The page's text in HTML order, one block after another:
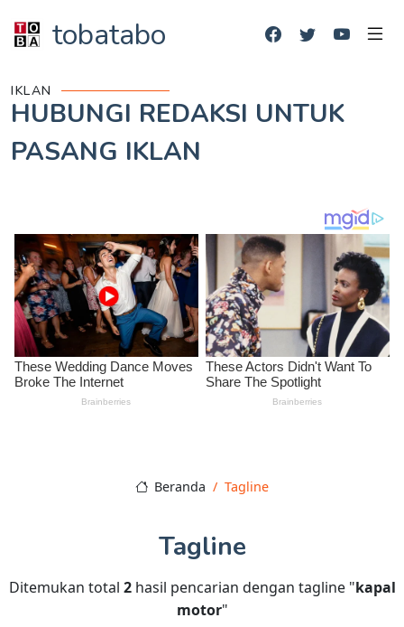
tobatabo
IKLAN
HUBUNGI REDAKSI UNTUK
PASANG IKLAN
Beranda Tagline
Tagline
Ditemukan total 2hasil pencarian dengan tagline "kapal
motor"